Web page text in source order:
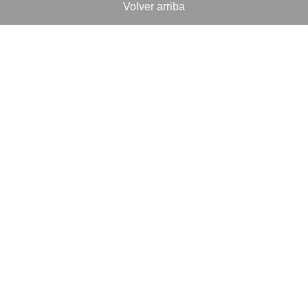
Volver arriba